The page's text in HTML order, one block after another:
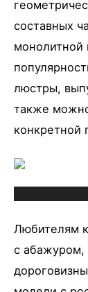
составных
монолитной
люстры,
также
конкретной
Любителям
с абажуром,